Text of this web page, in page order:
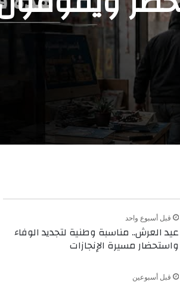
قبل أسبوع واحد
عيد العرش.. مناسبة وطنية لتجديد الوفاء
واستحضار مسيرة الإنجازات
قبل أسبوعين